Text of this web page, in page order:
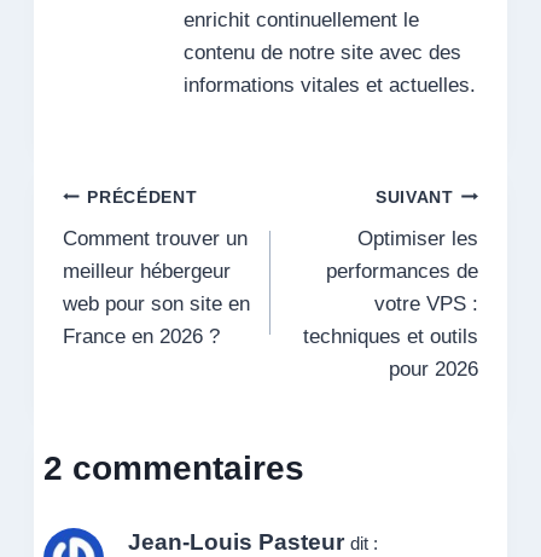
enrichit continuellement le
contenu de notre site avec des
informations vitales et actuelles.
Navigation
de
l’article
PRÉCÉDENT
Comment trouver un
meilleur hébergeur
web pour son site en
France en 2026 ?
SUIVANT
Optimiser les
performances de
votre VPS :
techniques et outils
pour 2026
2 commentaires
Jean-Louis Pasteur dit :